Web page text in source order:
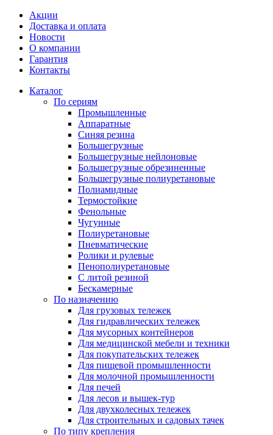
Акции
Доставка и оплата
Новости
О компании
Гарантия
Контакты
Каталог
По сериям
Промышленные
Аппаратные
Синяя резина
Большегрузные
Большегрузные нейлоновые
Большегрузные обрезиненные
Большегрузные полиуретановые
Полиамидные
Термостойкие
Фенольные
Чугунные
Полиуретановые
Пневматические
Ролики и рулевые
Пенополиуретановые
С литой резиной
Бескамерные
По назначению
Для грузовых тележек
Для гидравлических тележек
Для мусорных контейнеров
Для медицинской мебели и техники
Для покупательских тележек
Для пищевой промышленности
Для молочной промышленности
Для печей
Для лесов и вышек-тур
Для двухколесных тележек
Для строительных и садовых тачек
По типу крепления